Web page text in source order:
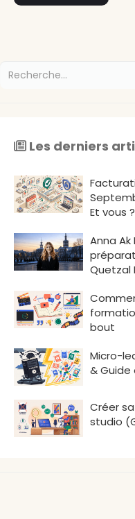
Les derniers
Et vous ?
Anna
Quetzal
bout
Micro-
& Guide
Créer
studio